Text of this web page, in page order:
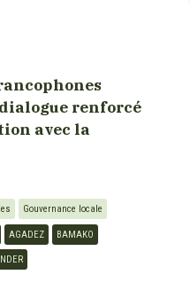
renforcé
avec la
Gouvernance locale
AGADEZ BAMAKO